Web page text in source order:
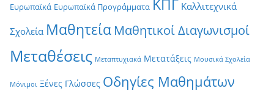
Ευρωπαϊκά Ευρωπαϊκά Προγράμματα ΚΠΓ Καλλιτεχνικά
Σχολεία Μαθητεία Μαθητικοί Διαγωνισμοί
Μεταθέσεις Μεταπτυχιακά Μετατάξεις Μουσικά Σχολεία
Μόνιμοι Ξένες Γλώσσες Οδηγίες Μαθημάτων